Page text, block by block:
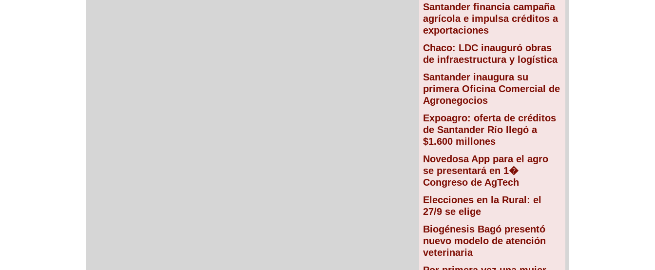
Santander financia campaña
agrícola e impulsa créditos a
exportaciones
Chaco: LDC inauguró obras
de infraestructura y logística
Santander inaugura su
primera Oficina Comercial de
Agronegocios
Expoagro: oferta de créditos
de Santander Río llegó a
$1.600 millones
Novedosa App para el agro
se presentará en 1�
Congreso de AgTech
Elecciones en la Rural: el
27/9 se elige
Biogénesis Bagó presentó
nuevo modelo de atención
veterinaria